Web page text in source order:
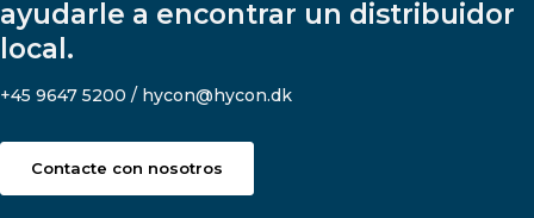
ayudarle a encontrar un distribuidor
local.
+45 9647 5200 / hycon@hycon.dk
Contacte con nosotros